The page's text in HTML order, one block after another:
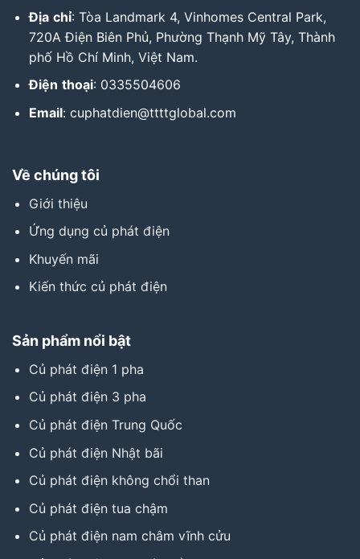
Địa chỉ: Tòa Landmark 4, Vinhomes Central Park,
720A Điện Biên Phủ, Phường Thạnh Mỹ Tây, Thành
phố Hồ Chí Minh, Việt Nam.
Điện thoại: 0335504606
Email: cuphatdien@ttttglobal.com
Về chúng tôi
Giới thiệu
Ứng dụng củ phát điện
Khuyến mãi
Kiến thức củ phát điện
Sản phẩm nổi bật
Củ phát điện 1 pha
Củ phát điện 3 pha
Củ phát điện Trung Quốc
Củ phát điện Nhật bãi
Củ phát điện không chổi than
Củ phát điện tua chậm
Củ phát điện nam châm vĩnh cửu